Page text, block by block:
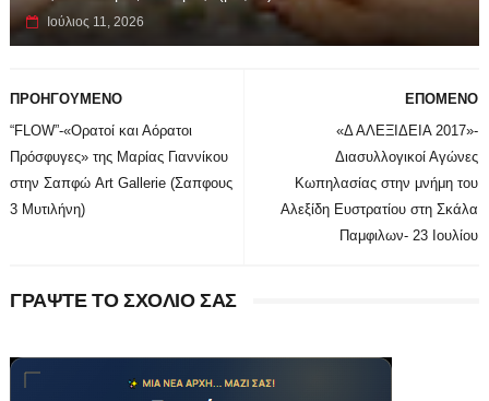
Ιούλιος 11, 2026
ΕΠΟΜΕΝΟ
«Δ ΑΛΕΞΙΔΕΙΑ 2017»-
Διασυλλογικοί Αγώνες
Κωπηλασίας στην μνήμη του
Αλεξίδη Ευστρατίου στη Σκάλα
Παμφιλων- 23 Ιουλίου
ΠΡΟΗΓΟΥΜΕΝΟ
“FLOW”-«Ορατοί και Αόρατοι
Πρόσφυγες» της Μαρίας Γιαννίκου
στην Σαπφώ Art Gallerie (Σαπφους
3 Μυτιλήνη)
ΓΡΑΨΤΕ ΤΟ ΣΧΟΛΙΟ ΣΑΣ